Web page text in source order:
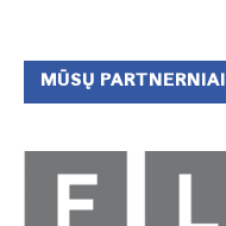
MŪSŲ PARTNERNIAI